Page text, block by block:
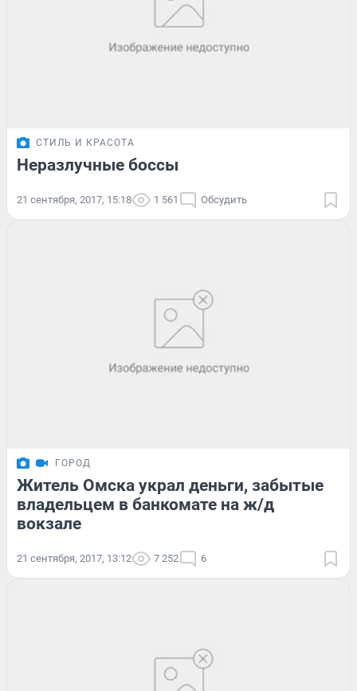
СТИЛЬ И КРАСОТА
Неразлучные боссы
21 сентября, 2017, 15:18 1 561 Обсудить
ГОРОД
Житель Омска украл деньги, забытые
владельцем в банкомате на ж/д
вокзале
21 сентября, 2017, 13:12 7 252 6